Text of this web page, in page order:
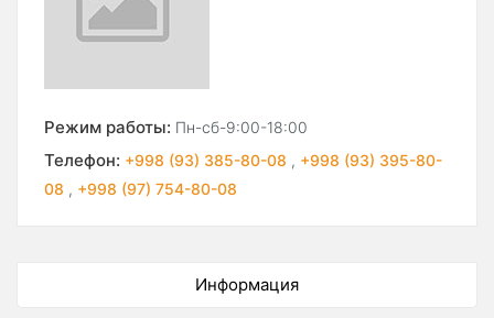
Режим работы: Пн-сб-9:00-18:00
Телефон: +998 (93) 385-80-08 , +998 (93) 395-80-
08 , +998 (97) 754-80-08
Информация